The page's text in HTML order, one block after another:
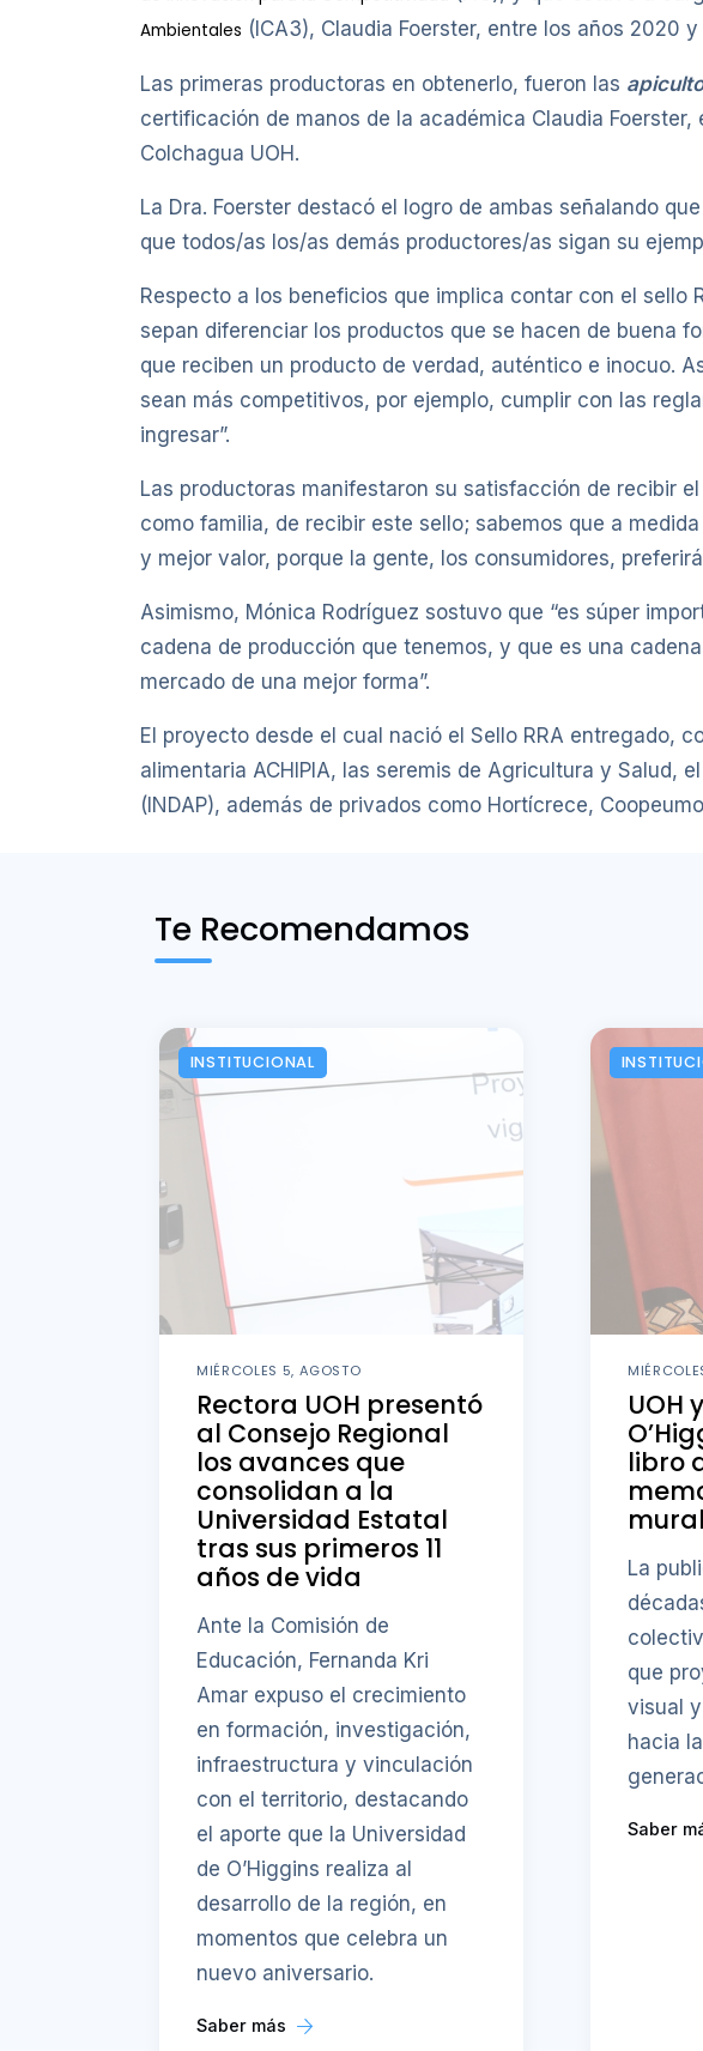
Ambientales (ICA3), Claudia Foerster, entre los años 2020
Las primeras productoras en obtenerlo, fueron las
certificación de manos de la académica Claudia
Colchagua UOH.
La Dra. Foerster destacó el logro de ambas señalando
que todos/as los/as demás productores/as sigan su
Respecto a los beneficios que implica contar con el sello
sepan diferenciar los productos que se hacen de buena
que reciben un producto de verdad, auténtico e inocuo.
sean más competitivos, por ejemplo, cumplir con las
ingresar”.
Las productoras manifestaron su satisfacción de recibir
como familia, de recibir este sello; sabemos que a
y mejor valor, porque la gente, los consumidores,
Asimismo, Mónica Rodríguez sostuvo que “es súper
cadena de producción que tenemos, y que es una
mercado de una mejor forma”.
El proyecto desde el cual nació el Sello RRA entregado,
alimentaria ACHIPIA, las seremis de Agricultura y Salud,
(INDAP), además de privados como Hortícrece,
Te Recomendamos
INSTITUCIONAL
MIÉRCOLES 5, AGOSTO
Rectora UOH presentó
al Consejo Regional
los avances que
consolidan a la
Universidad Estatal
tras sus primeros 11
años de vida
Ante la Comisión de
Educación, Fernanda Kri
Amar expuso el crecimiento
en formación, investigación,
infraestructura y vinculación
con el territorio, destacando
el aporte que la Universidad
de O’Higgins realiza al
desarrollo de la región, en
momentos que celebra un
nuevo aniversario.
Saber más
UOH
libro
La
que
visual
hacia
Saber